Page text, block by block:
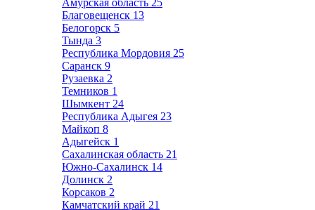
Амурская область 25
Благовещенск 13
Белогорск 5
Тында 3
Республика Мордовия 25
Саранск 9
Рузаевка 2
Темников 1
Шымкент 24
Республика Адыгея 23
Майкоп 8
Адыгейск 1
Сахалинская область 21
Южно-Сахалинск 14
Долинск 2
Корсаков 2
Камчатский край 21